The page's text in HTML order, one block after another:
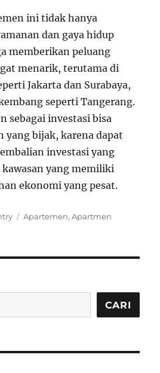
ini tidak hanya
dan gaya hidup
memberikan peluang
menarik, terutama di
Jakarta dan Surabaya,
seperti Tangerang.
sebagai investasi bisa
yang bijak, karena dapat
investasi yang
yang memiliki
ekonomi yang pesat.
Tags
Apartemen,Apartmen
CARI